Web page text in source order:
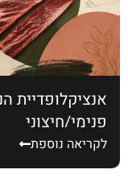
פנימי/חיצוני
לקריאה נוספת